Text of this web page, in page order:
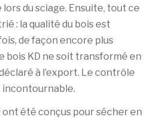
du sciage. Ensuite, tout ce
: la qualité du bois est
de façon encore plus
bois KD ne soit transformé en
à l’export. Le contrôle
incontournable.
été conçus pour sécher en